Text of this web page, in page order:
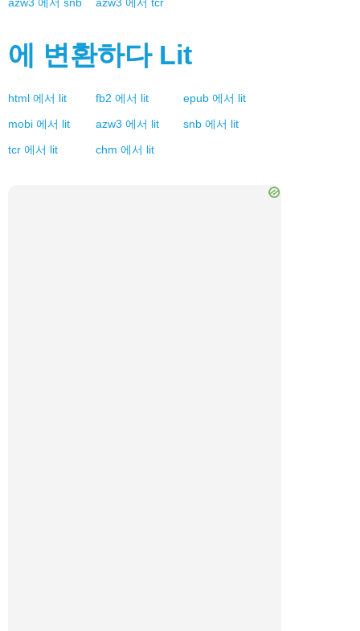
에 변환하다 Lit
html 에서 lit fb2 에서 lit epub 에서 lit
mobi 에서 lit azw3 에서 lit snb 에서 lit
tcr 에서 lit chm 에서 lit